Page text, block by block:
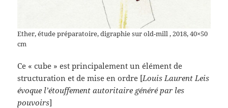
Ether, étude préparatoire, digraphie sur old-mill , 2018, 40×50
cm
Ce « cube » est principalement un élément de
structuration et de mise en ordre [Louis Laurent Leis
évoque l’étouffement autoritaire généré par les
pouvoirs]